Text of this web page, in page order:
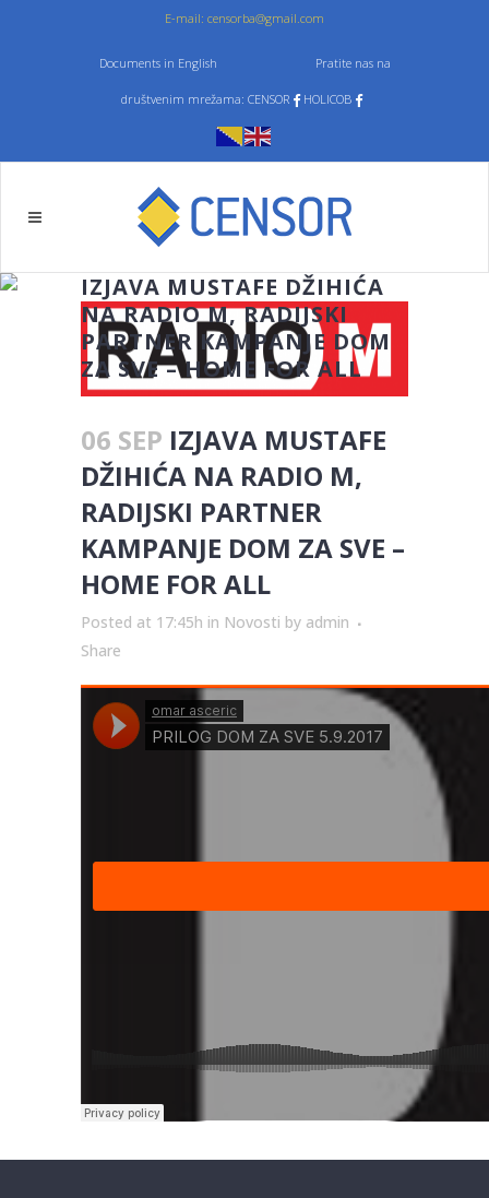
E-mail: censorba@gmail.com
Documents in English Pratite nas na
društvenim mrežama: CENSOR HOLICOB
IZJAVA MUSTAFE DŽIHIĆA
NA RADIO M, RADIJSKI
PARTNER KAMPANJE DOM
ZA SVE – HOME FOR ALL
06 SEP IZJAVA MUSTAFE
DŽIHIĆA NA RADIO M,
RADIJSKI PARTNER
KAMPANJE DOM ZA SVE –
HOME FOR ALL
Posted at 17:45h in Novosti by admin
Share